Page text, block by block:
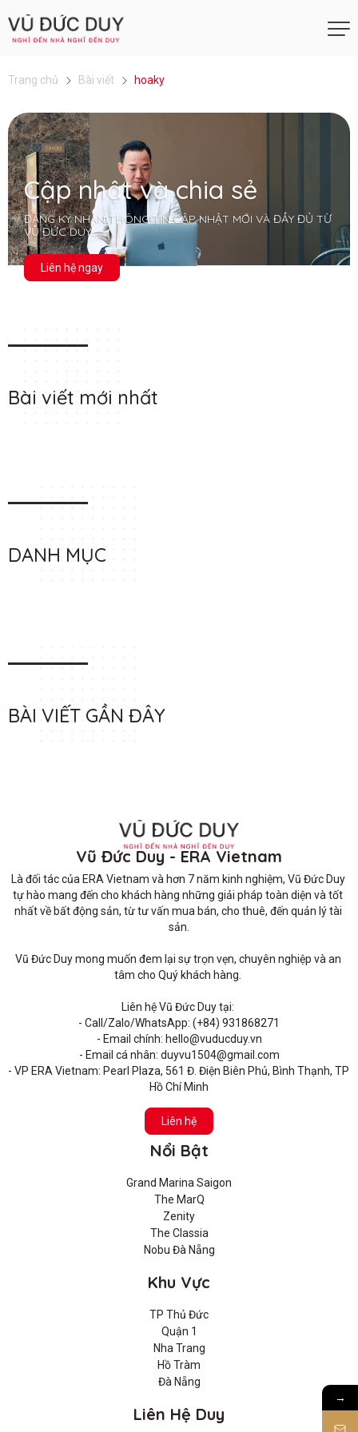
Trang chủ Bài viết hoaky
Cập nhật và chia sẻ
ĐĂNG KÝ NHẬN THÔNG TIN CẬP NHẬT MỚI VÀ ĐẦY ĐỦ TỪ
VŨ ĐỨC DUY
Liên hệ ngay
Bài viết mới nhất
DANH MỤC
BÀI VIẾT GẦN ĐÂY
Vũ Đức Duy - ERA Vietnam
Là đối tác của ERA Vietnam và hơn 7 năm kinh nghiệm, Vũ Đức Duy
tự hào mang đến cho khách hàng những giải pháp toàn diện và tốt
nhất về bất động sản, từ tư vấn mua bán, cho thuê, đến quản lý tài
sản.
Vũ Đức Duy mong muốn đem lại sự trọn vẹn, chuyên nghiệp và an
tâm cho Quý khách hàng.
Liên hệ Vũ Đức Duy tại:
- Call/Zalo/WhatsApp: (+84) 931868271
- Email chính: hello@vuducduy.vn
- Email cá nhân: duyvu1504@gmail.com
- VP ERA Vietnam: Pearl Plaza, 561 Đ. Điện Biên Phủ, Bình Thạnh, TP
Hồ Chí Minh
Liên hệ
Nổi Bật
Grand Marina Saigon
The MarQ
Zenity
The Classia
Nobu Đà Nẵng
Khu Vực
TP Thủ Đức
Quận 1
Nha Trang
Hồ Tràm
Đà Nẵng
Liên Hệ Duy
→